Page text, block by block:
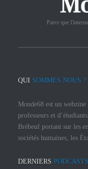
Parce que
QUI SOMMES NOUS ?
Monde68 est un
professeurs et
Brébeuf portant sur les
sociétés humaines, les
DERNIERS PODCASTS